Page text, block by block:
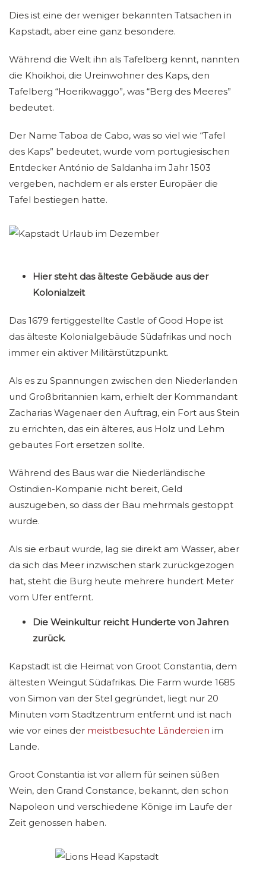
Dies ist eine der weniger bekannten Tatsachen in
Kapstadt, aber eine ganz besondere.
Während die Welt ihn als Tafelberg kennt, nannten
die Khoikhoi, die Ureinwohner des Kaps, den
Tafelberg “Hoerikwaggo”, was “Berg des Meeres”
bedeutet.
Der Name Taboa de Cabo, was so viel wie “Tafel
des Kaps” bedeutet, wurde vom portugiesischen
Entdecker António de Saldanha im Jahr 1503
vergeben, nachdem er als erster Europäer die
Tafel bestiegen hatte.
Hier steht das älteste Gebäude aus der
Kolonialzeit
Das 1679 fertiggestellte Castle of Good Hope ist
das älteste Kolonialgebäude Südafrikas und noch
immer ein aktiver Militärstützpunkt.
Als es zu Spannungen zwischen den Niederlanden
und Großbritannien kam, erhielt der Kommandant
Zacharias Wagenaer den Auftrag, ein Fort aus Stein
zu errichten, das ein älteres, aus Holz und Lehm
gebautes Fort ersetzen sollte.
Während des Baus war die Niederländische
Ostindien-Kompanie nicht bereit, Geld
auszugeben, so dass der Bau mehrmals gestoppt
wurde.
Als sie erbaut wurde, lag sie direkt am Wasser, aber
da sich das Meer inzwischen stark zurückgezogen
hat, steht die Burg heute mehrere hundert Meter
vom Ufer entfernt.
Die Weinkultur reicht Hunderte von Jahren
zurück.
Kapstadt ist die Heimat von Groot Constantia, dem
ältesten Weingut Südafrikas. Die Farm wurde 1685
von Simon van der Stel gegründet, liegt nur 20
Minuten vom Stadtzentrum entfernt und ist nach
wie vor eines der meistbesuchte Ländereien im
Lande.
Groot Constantia ist vor allem für seinen süßen
Wein, den Grand Constance, bekannt, den schon
Napoleon und verschiedene Könige im Laufe der
Zeit genossen haben.